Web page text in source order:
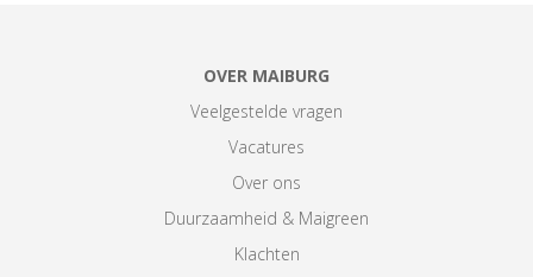
OVER MAIBURG
Veelgestelde vragen
Vacatures
Over ons
Duurzaamheid & Maigreen
Klachten